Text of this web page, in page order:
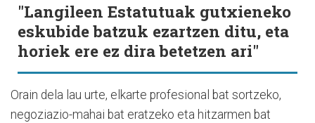
"Langileen Estatutuak gutxieneko
eskubide batzuk ezartzen ditu, eta
horiek ere ez dira betetzen ari"
Orain dela lau urte, elkarte profesional bat sortzeko,
negoziazio-mahai bat eratzeko eta hitzarmen bat